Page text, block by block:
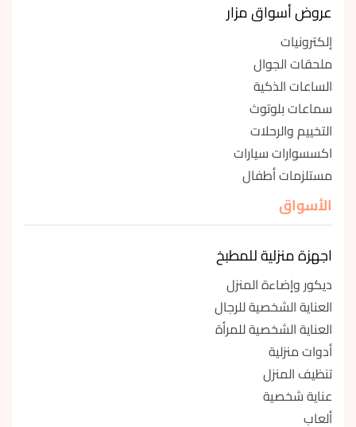
عروض أسواق مزار
إلكترونيات
ملحقات الجوال
الساعات الذكية
سماعات بلوتوث
التخييم والرحلات
اكسسوارات سيارات
مستلزمات أطفال
الأسواق
اجهزة منزلية للمطبخ
ديكور وإضاءة المنزل
العناية الشخصية للرجال
العناية الشخصية للمرأة
أدوات منزلية
تنظيف المنزل
عناية شخصية
ألعاب